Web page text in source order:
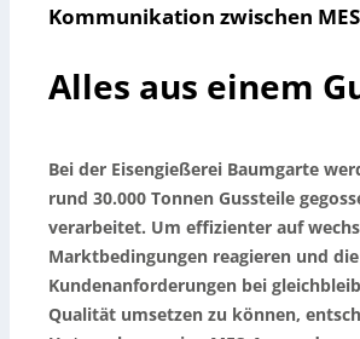
Kommunikation zwischen MES
Alles aus einem
Bei der Eisengießerei Baumgarte
rund 30.000 Tonnen Gussteile
verarbeitet. Um effizienter auf
Marktbedingungen reagieren und
Kundenanforderungen bei
Qualität umsetzen zu können,